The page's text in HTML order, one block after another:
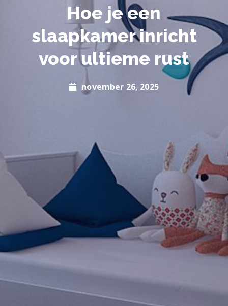
Hoe je een
slaapkamer inricht
voor ultieme rust
november 26, 2025